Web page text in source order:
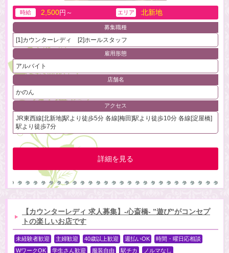
時給 2,500円～ エリア 北新地
募集職種
[1]カウンターレディ [2]ホールスタッフ
雇用形態
アルバイト
店舗名
かのん
アクセス
JR東西線[北新地]駅より徒歩5分 各線[梅田]駅より徒歩10分 各線[淀屋橋]
駅より徒歩7分
詳細を見る
【カウンターレディ 求人募集】-心斎橋- ”遊び"がコンセプ
トの楽しいお店です
未経験者歓迎 主婦歓迎 40歳以上歓迎 週払いOK
時間・曜日応相談
WワークOK
学生さん歓迎 服装自由 駅チカ
ノルマなし